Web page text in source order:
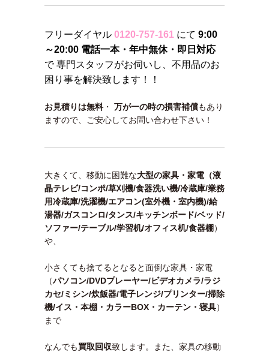
フリーダイヤル 0120-757-161 にて 9:00
～20:00 電話一本・年中無休・即日対応
で 専門スタッフがお伺いし、不用品のお
困り事を解決致します！！
お見積りは無料・ 万が一の時の損害補償もあり
ますので、ご安心してお問い合わせ下さい！
大きくて、移動に困難な大型の家具・家電（液
晶テレビ/コンポ/草刈機/食器洗い機/冷蔵庫/業務
用冷蔵庫/洗濯機/エアコン(室外機・室内機)/給
湯器/ガスコンロ/タンス/キッチンボード/ベッド/
ソファー/テーブル/学習机/オフィス机/食器棚 ）
や、
小さくても捨てるとなると面倒な家具・家電
（パソコン/DVDプレーヤー/ビデオカメラ/ラジ
カセ/ミシン/炊飯器/電子レンジ/プリンター/掃除
機/イス・本棚・カラーBOX・カーテン・寝具）
まで
なんでも買取回収致します。また、家具の移動